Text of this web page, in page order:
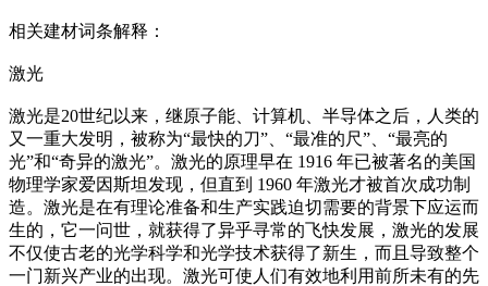
相关建材词条解释：
激光
激光是20世纪以来，继原子能、计算机、半导体之后，人类的
又一重大发明，被称为“最快的刀”、“最准的尺”、“最亮的
光”和“奇异的激光”。激光的原理早在 1916 年已被著名的美国
物理学家爱因斯坦发现，但直到 1960 年激光才被首次成功制
造。激光是在有理论准备和生产实践迫切需要的背景下应运而
生的，它一问世，就获得了异乎寻常的飞快发展，激光的发展
不仅使古老的光学科学和光学技术获得了新生，而且导致整个
一门新兴产业的出现。激光可使人们有效地利用前所未有的先